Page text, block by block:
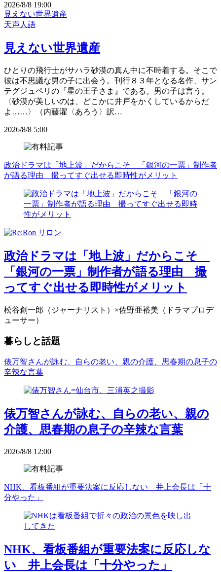
2026/8/8 19:00
見えない世界遺産
天声人語
見えない世界遺産
ひとりの飛行士がサハラ砂漠の真ん中に不時着する。そこで
彼は不思議な男の子に出会う。刊行８３年となる名作、サン
テグジュペリの『星の王子さま』である。男の子は言う。
〈砂漠が美しいのは、どこかに井戸をかくしているからだ
よ……〉（内藤濯〈あろう〉訳…
2026/8/8 5:00
政治ドラマは「地上波」だからこそ 「銀河の一票」制作者
が語る理由 撮ってすぐ出せる即時性がメリット
政治ドラマは「地上波」だからこそ
「銀河の一票」制作者が語る理由 撮
ってすぐ出せる即時性がメリット
松谷創一郎（ジャーナリスト）×佐野亜裕美（ドラマプロデ
ューサー）
暮らしと話題
俵万智さんが詠む、自らの老い、親の介護、思春期の息子の
辛辣な言葉
俵万智さんが詠む、自らの老い、親の
介護、思春期の息子の辛辣な言葉
2026/8/8 12:00
NHK、看板番組が重要法案に反応しない 井上会長は「十
分やった」
NHK、看板番組が重要法案に反応しな
い 井上会長は「十分やった」